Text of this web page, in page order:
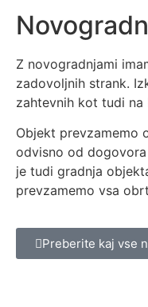
Z novogradnjami
zadovoljnih strank.
zahtevnih kot tudi
Objekt prevzamemo
odvisno od
je tudi gradnja
prevzamemo vsa
Preberite kaj vse